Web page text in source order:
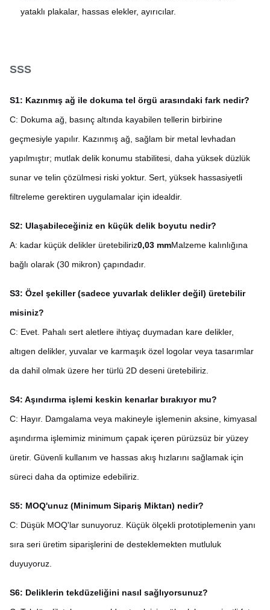
yataklı plakalar, hassas elekler, ayırıcılar.
SSS
S1: Kazınmış ağ ile dokuma tel örgü arasındaki fark nedir?
C: Dokuma ağ, basınç altında kayabilen tellerin birbirine
geçmesiyle yapılır. Kazınmış ağ, sağlam bir metal levhadan
yapılmıştır; mutlak delik konumu stabilitesi, daha yüksek düzlük
sunar ve telin çözülmesi riski yoktur. Sert, yüksek hassasiyetli
filtreleme gerektiren uygulamalar için idealdir.
S2: Ulaşabileceğiniz en küçük delik boyutu nedir?
A: kadar küçük delikler üretebiliriz0,03 mmMalzeme kalınlığına
bağlı olarak (30 mikron) çapındadır.
S3: Özel şekiller (sadece yuvarlak delikler değil) üretebilir
misiniz?
C: Evet. Pahalı sert aletlere ihtiyaç duymadan kare delikler,
altıgen delikler, yuvalar ve karmaşık özel logolar veya tasarımlar
da dahil olmak üzere her türlü 2D deseni üretebiliriz.
S4: Aşındırma işlemi keskin kenarlar bırakıyor mu?
C: Hayır. Damgalama veya makineyle işlemenin aksine, kimyasal
aşındırma işlemimiz minimum çapak içeren pürüzsüz bir yüzey
üretir. Güvenli kullanım ve hassas akış hızlarını sağlamak için
süreci daha da optimize edebiliriz.
S5: MOQ'unuz (Minimum Sipariş Miktarı) nedir?
C: Düşük MOQ'lar sunuyoruz. Küçük ölçekli prototiplemenin yanı
sıra seri üretim siparişlerini de desteklemekten mutluluk
duyuyoruz.
S6: Deliklerin tekdüzeliğini nasıl sağlıyorsunuz?